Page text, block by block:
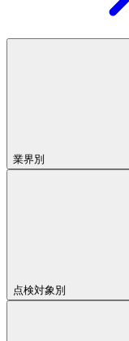
業界別
点検対象別